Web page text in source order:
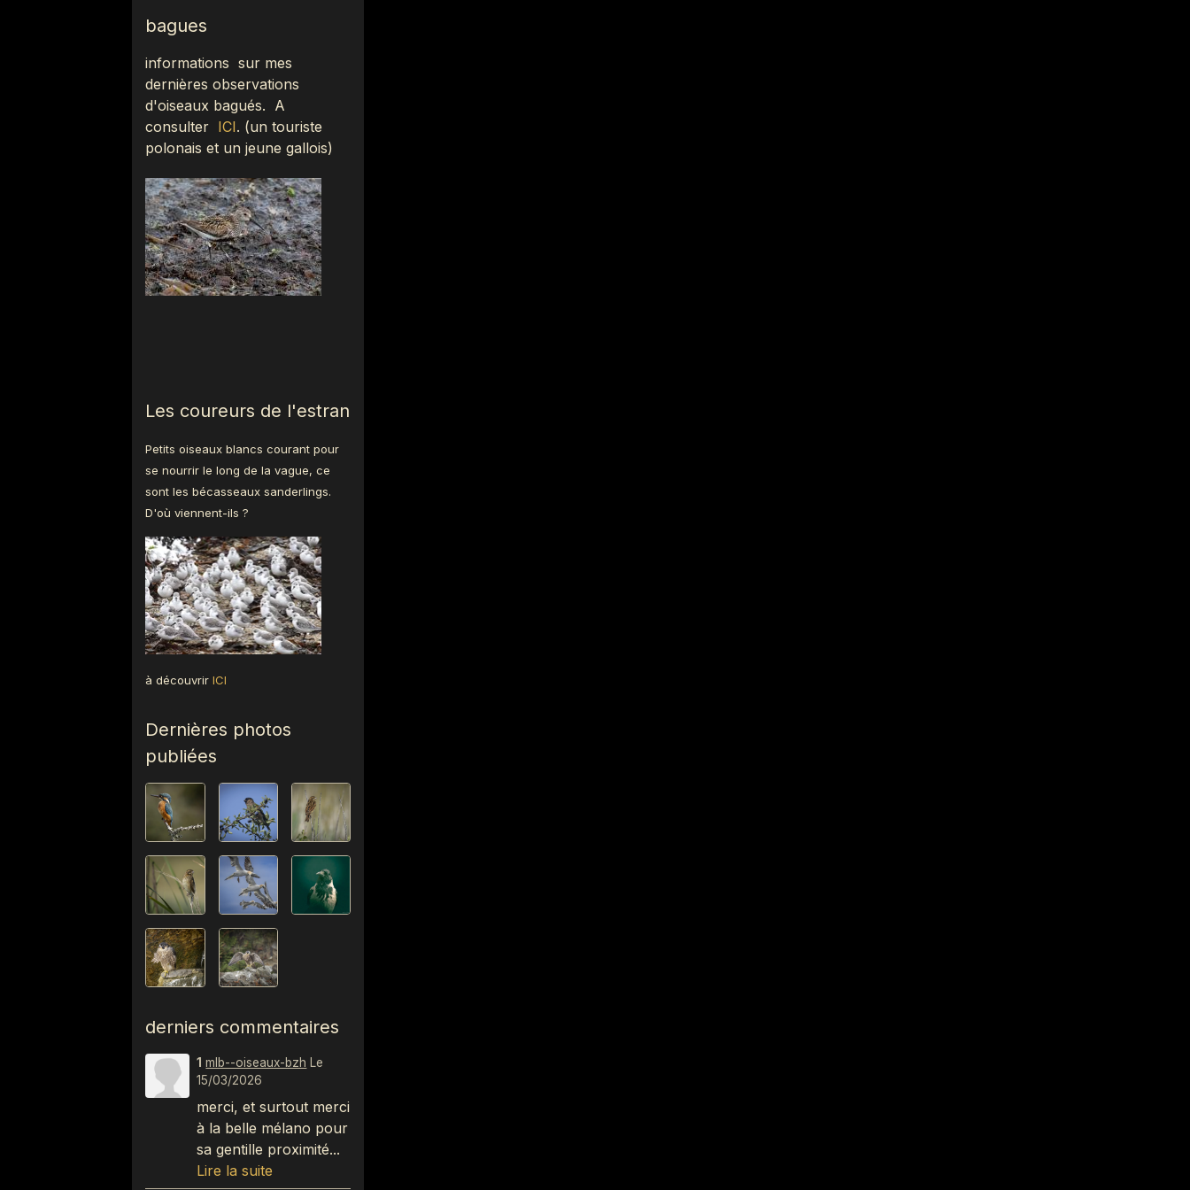
bagues
informations sur mes
dernières observations
d'oiseaux bagués. A
consulter ICI. (un touriste
polonais et un jeune gallois)
Les coureurs de l'estran
Petits oiseaux blancs courant pour
se nourrir le long de la vague, ce
sont les bécasseaux sanderlings.
D'où viennent-ils ?
à découvrirICI
Dernières photos
publiées
derniers commentaires
1 mlb--oiseaux-bzh Le
15/03/2026
merci, et surtout merci
à la belle mélano pour
sa gentille proximité...
Lire la suite